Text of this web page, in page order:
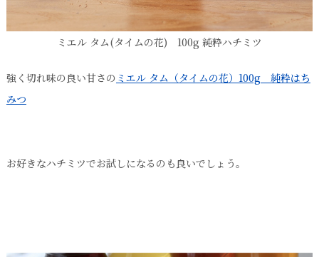
ミエル タム(タイムの花) 100g 純粋ハチミツ
強く切れ味の良い甘さの ミエル タム（タイムの花）100g 純粋はち
みつ
お好きなハチミツでお試しになるのも良いでしょう。